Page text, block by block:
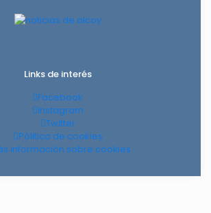
Links de interés
Facebook
Instagram
Twitter
Pólitica de cookies
información sobre cookies